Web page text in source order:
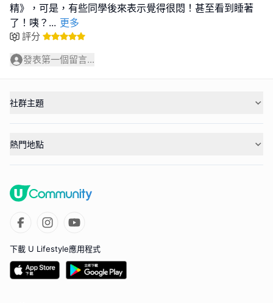
精》，可是，有些同學後來表示覺得很悶！甚至看到睡著
了！咦？ ... 更多
評分
發表第一個留言...
社群主題
熱門地點
下載 U Lifestyle應用程式